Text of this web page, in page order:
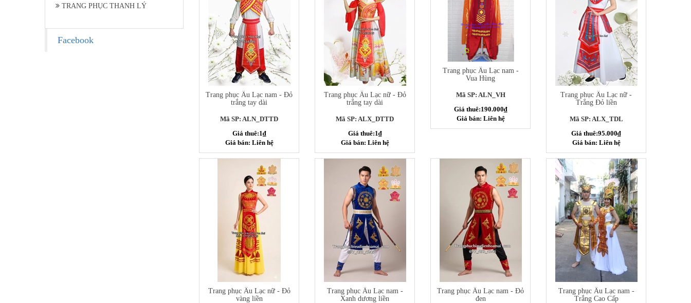
TRANG PHỤC THANH LÝ
Facebook
Trang phục Âu Lạc nam - Đỏ
trắng tay dài
Mã SP: ALN_DTTD
Giá thuê:1₫
Giá bán: Liên hệ
Trang phục Âu Lạc nữ - Đỏ
trắng tay dài
Mã SP: ALX_DTTD
Giá thuê:1₫
Giá bán: Liên hệ
Trang phục Âu Lạc nam -
Vua Hùng
Mã SP: ALN_VH
Giá thuê:190.000₫
Giá bán: Liên hệ
Trang phục Âu Lạc nữ -
Trắng Đỏ liền
Mã SP: ALX_TDL
Giá thuê:95.000₫
Giá bán: Liên hệ
Trang phục Âu Lạc nữ - Đỏ
vàng liền
Trang phục Âu Lạc nam -
Xanh dương liền
Trang phục Âu Lạc nam - Đỏ
đen
Trang phục Âu Lạc nam -
Trắng Cao Cấp